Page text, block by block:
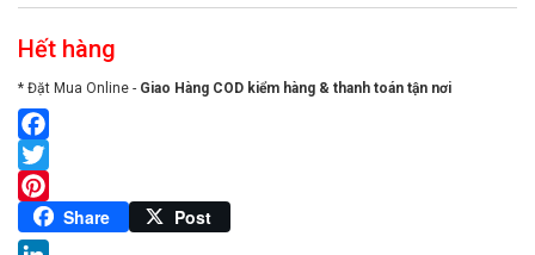
Hết hàng
* Đặt Mua Online - Giao Hàng COD kiểm hàng & thanh toán tận nơi
Facebook
Twitter
Pinterest
Share Post